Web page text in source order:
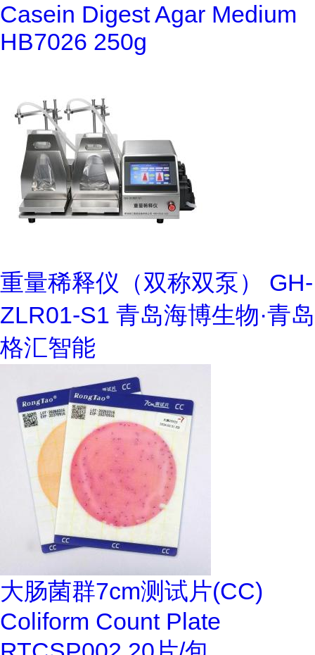
Casein Digest Agar Medium
HB7026 250g
重量稀释仪（双称双泵） GH-
ZLR01-S1 青岛海博生物·青岛
格汇智能
大肠菌群7cm测试片(CC)
Coliform Count Plate